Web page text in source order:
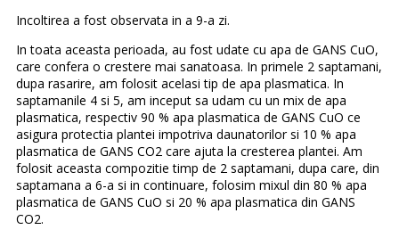
Incoltirea a fost observata in a 9-a zi.
In toata aceasta perioada, au fost udate cu apa de GANS CuO,
care confera o crestere mai sanatoasa. In primele 2 saptamani,
dupa rasarire, am folosit acelasi tip de apa plasmatica. In
saptamanile 4 si 5, am inceput sa udam cu un mix de apa
plasmatica, respectiv 90 % apa plasmatica de GANS CuO ce
asigura protectia plantei impotriva daunatorilor si 10 % apa
plasmatica de GANS CO2 care ajuta la cresterea plantei. Am
folosit aceasta compozitie timp de 2 saptamani, dupa care, din
saptamana a 6-a si in continuare, folosim mixul din 80 % apa
plasmatica de GANS CuO si 20 % apa plasmatica din GANS
CO2.